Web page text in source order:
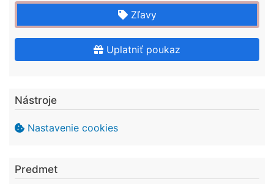
Zľavy
Uplatniť poukaz
Nástroje
Nastavenie cookies
Predmet